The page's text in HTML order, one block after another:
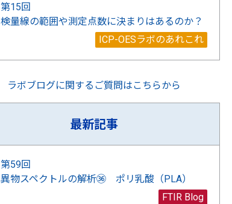
第15回
検量線の範囲や測定点数に決まりはあるのか？
ICP-OESラボのあれこれ
ラボブログに関するご質問はこちらから
最新記事
第59回
異物スペクトルの解析㊱ ポリ乳酸（PLA）
FTIR Blog